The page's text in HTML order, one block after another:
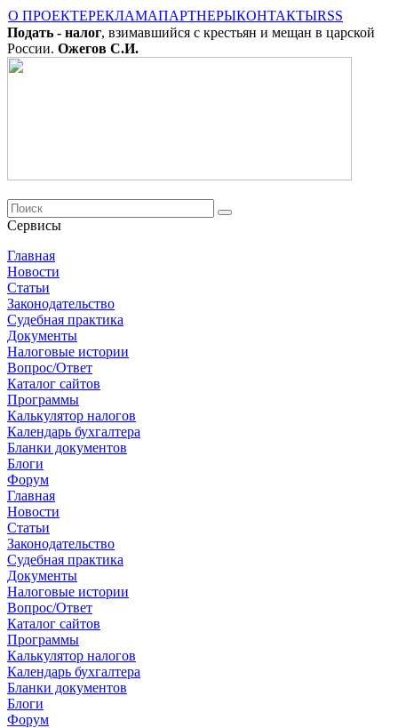
О ПРОЕКТЕРЕКЛАМАПАРТНЕРЫКОНТАКТЫRSS
Подать - налог, взимавшийся с крестьян и мещан в царской
России. Ожегов С.И.
Сервисы
Главная
Новости
Cтатьи
Законодательство
Судебная практика
Документы
Налоговые истории
Вопрос/Ответ
Каталог сайтов
Программы
Калькулятор налогов
Календарь бухгалтера
Бланки документов
Блоги
Форум
Главная
Новости
Cтатьи
Законодательство
Судебная практика
Документы
Налоговые истории
Вопрос/Ответ
Каталог сайтов
Программы
Калькулятор налогов
Календарь бухгалтера
Бланки документов
Блоги
Форум